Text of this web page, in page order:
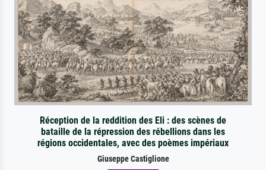
Réception de la reddition des Eli : des scènes de
bataille de la répression des rébellions dans les
régions occidentales, avec des poèmes impériaux
Giuseppe Castiglione